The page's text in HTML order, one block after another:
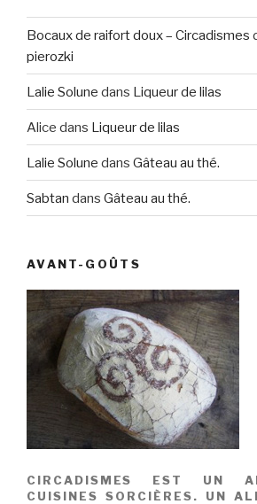
Bocaux de raifort doux – Circadismes
pierozki
Lalie Solune dans Liqueur de lilas
Alice dans Liqueur de lilas
Lalie Solune dans Gâteau au thé.
Sabtan dans Gâteau au thé.
AVANT-GOÛTS
CIRCADISMES EST UN
CUISINES SORCIÈRES. UN